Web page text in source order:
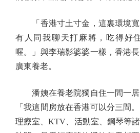
「香港寸土寸金，這裏環境寬
有人同我聊天打麻將，吃得好
喔。」與李瑞影婆婆一樣，香港
廣東養老。
潘姨在養老院獨自住一間一居
「我這間房放在香港可以分三間
理療室、KTV、活動室、鋼琴等